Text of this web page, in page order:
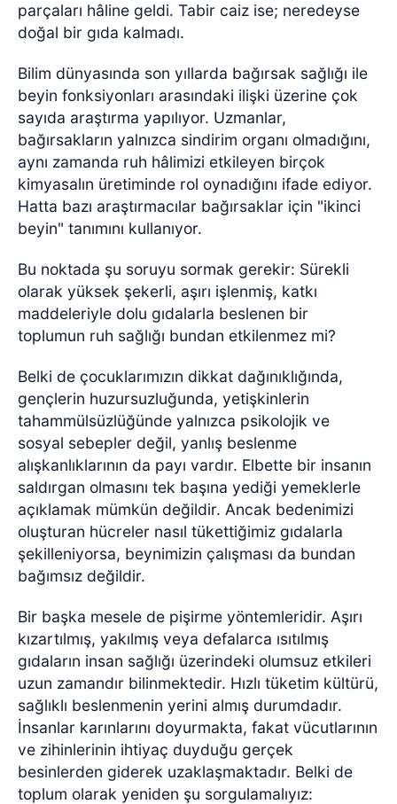
parçaları hâline geldi. Tabir caiz ise; neredeyse
doğal bir gıda kalmadı.
Bilim dünyasında son yıllarda bağırsak sağlığı ile
beyin fonksiyonları arasındaki ilişki üzerine çok
sayıda araştırma yapılıyor. Uzmanlar,
bağırsakların yalnızca sindirim organı olmadığını,
aynı zamanda ruh hâlimizi etkileyen birçok
kimyasalın üretiminde rol oynadığını ifade ediyor.
Hatta bazı araştırmacılar bağırsaklar için "ikinci
beyin" tanımını kullanıyor.
Bu noktada şu soruyu sormak gerekir: Sürekli
olarak yüksek şekerli, aşırı işlenmiş, katkı
maddeleriyle dolu gıdalarla beslenen bir
toplumun ruh sağlığı bundan etkilenmez mi?
Belki de çocuklarımızın dikkat dağınıklığında,
gençlerin huzursuzluğunda, yetişkinlerin
tahammülsüzlüğünde yalnızca psikolojik ve
sosyal sebepler değil, yanlış beslenme
alışkanlıklarının da payı vardır. Elbette bir insanın
saldırgan olmasını tek başına yediği yemeklerle
açıklamak mümkün değildir. Ancak bedenimizi
oluşturan hücreler nasıl tükettiğimiz gıdalarla
şekilleniyorsa, beynimizin çalışması da bundan
bağımsız değildir.
Bir başka mesele de pişirme yöntemleridir. Aşırı
kızartılmış, yakılmış veya defalarca ısıtılmış
gıdaların insan sağlığı üzerindeki olumsuz etkileri
uzun zamandır bilinmektedir. Hızlı tüketim kültürü,
sağlıklı beslenmenin yerini almış durumdadır.
İnsanlar karınlarını doyurmakta, fakat vücutlarının
ve zihinlerinin ihtiyaç duyduğu gerçek
besinlerden giderek uzaklaşmaktadır. Belki de
toplum olarak yeniden şu sorgulamalıyız: